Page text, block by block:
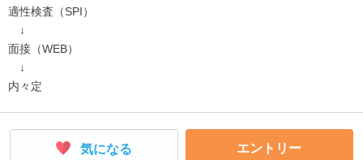
適性検査（SPI）
↓
面接（WEB）
↓
内々定
気になる エントリー